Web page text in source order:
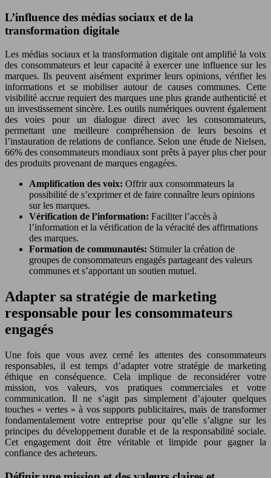
L’influence des médias sociaux et de la
transformation digitale
Les médias sociaux et la transformation digitale ont amplifié la voix
des consommateurs et leur capacité à exercer une influence sur les
marques. Ils peuvent aisément exprimer leurs opinions, vérifier les
informations et se mobiliser autour de causes communes. Cette
visibilité accrue requiert des marques une plus grande authenticité et
un investissement sincère. Les outils numériques ouvrent également
des voies pour un dialogue direct avec les consommateurs,
permettant une meilleure compréhension de leurs besoins et
l’instauration de relations de confiance. Selon une étude de Nielsen,
66% des consommateurs mondiaux sont prêts à payer plus cher pour
des produits provenant de marques engagées.
Amplification des voix: Offrir aux consommateurs la
possibilité de s’exprimer et de faire connaître leurs opinions
sur les marques.
Vérification de l’information: Faciliter l’accès à
l’information et la vérification de la véracité des affirmations
des marques.
Formation de communautés: Stimuler la création de
groupes de consommateurs engagés partageant des valeurs
communes et s’apportant un soutien mutuel.
Adapter sa stratégie de marketing
responsable pour les consommateurs
engagés
Une fois que vous avez cerné les attentes des consommateurs
responsables, il est temps d’adapter votre stratégie de marketing
éthique en conséquence. Cela implique de reconsidérer votre
mission, vos valeurs, vos pratiques commerciales et votre
communication. Il ne s’agit pas simplement d’ajouter quelques
touches « vertes » à vos supports publicitaires, mais de transformer
fondamentalement votre entreprise pour qu’elle s’aligne sur les
principes du développement durable et de la responsabilité sociale.
Cet engagement doit être véritable et limpide pour gagner la
confiance des acheteurs.